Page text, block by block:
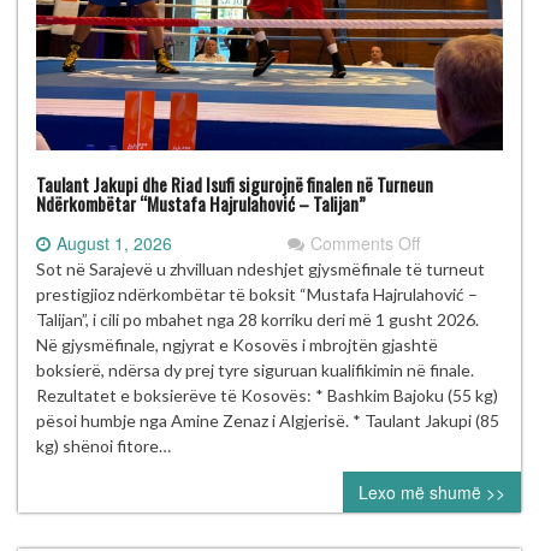
Taulant Jakupi dhe Riad Isufi sigurojnë finalen në Turneun
Ndërkombëtar “Mustafa Hajrulahović – Talijan”
August 1, 2026 Comments Offon
Taulant
Jakupi
dhe
Riad
Isufi
sigurojnë
finalen
Turneun
Ndërkombëtar
“Mustafa
Hajrulahović
Sot në Sarajevë u zhvilluan ndeshjet gjysmëfinale të turneut
prestigjioz ndërkombëtar të boksit “Mustafa Hajrulahović –
Talijan”, i cili po mbahet nga 28 korriku deri më 1 gusht 2026.
Në gjysmëfinale, ngjyrat e Kosovës i mbrojtën gjashtë
boksierë, ndërsa dy prej tyre siguruan kualifikimin në finale.
Rezultatet e boksierëve të Kosovës: * Bashkim Bajoku (55 kg)
pësoi humbje nga Amine Zenaz i Algjerisë. * Taulant Jakupi (85
kg) shënoi fitore…
Lexo më shumë >>